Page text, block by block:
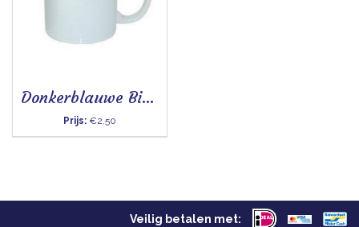
Donkerblauwe Binnenkant
Prijs: €2.50
Veilig betalen met: